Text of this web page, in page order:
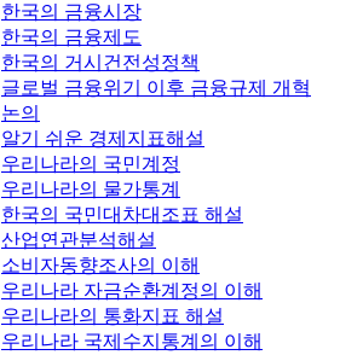
한국의 금융시장
한국의 금융제도
한국의 거시건전성정책
글로벌 금융위기 이후 금융규제 개혁
논의
알기 쉬운 경제지표해설
우리나라의 국민계정
우리나라의 물가통계
한국의 국민대차대조표 해설
산업연관분석해설
소비자동향조사의 이해
우리나라 자금순환계정의 이해
우리나라의 통화지표 해설
우리나라 국제수지통계의 이해